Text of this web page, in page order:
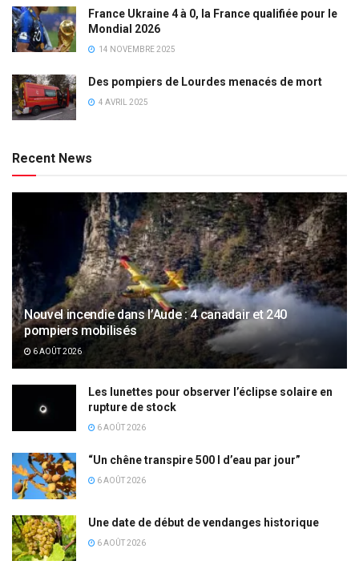
France Ukraine 4 à 0, la France qualifiée pour le
Mondial 2026
14 NOVEMBRE 2025
Des pompiers de Lourdes menacés de mort
4 AVRIL 2025
Recent News
Nouvel incendie dans l’Aude : 4 canadair et 240
pompiers mobilisés
6 AOÛT 2026
Les lunettes pour observer l’éclipse solaire en
rupture de stock
6 AOÛT 2026
“Un chêne transpire 500 l d’eau par jour”
6 AOÛT 2026
Une date de début de vendanges historique
6 AOÛT 2026